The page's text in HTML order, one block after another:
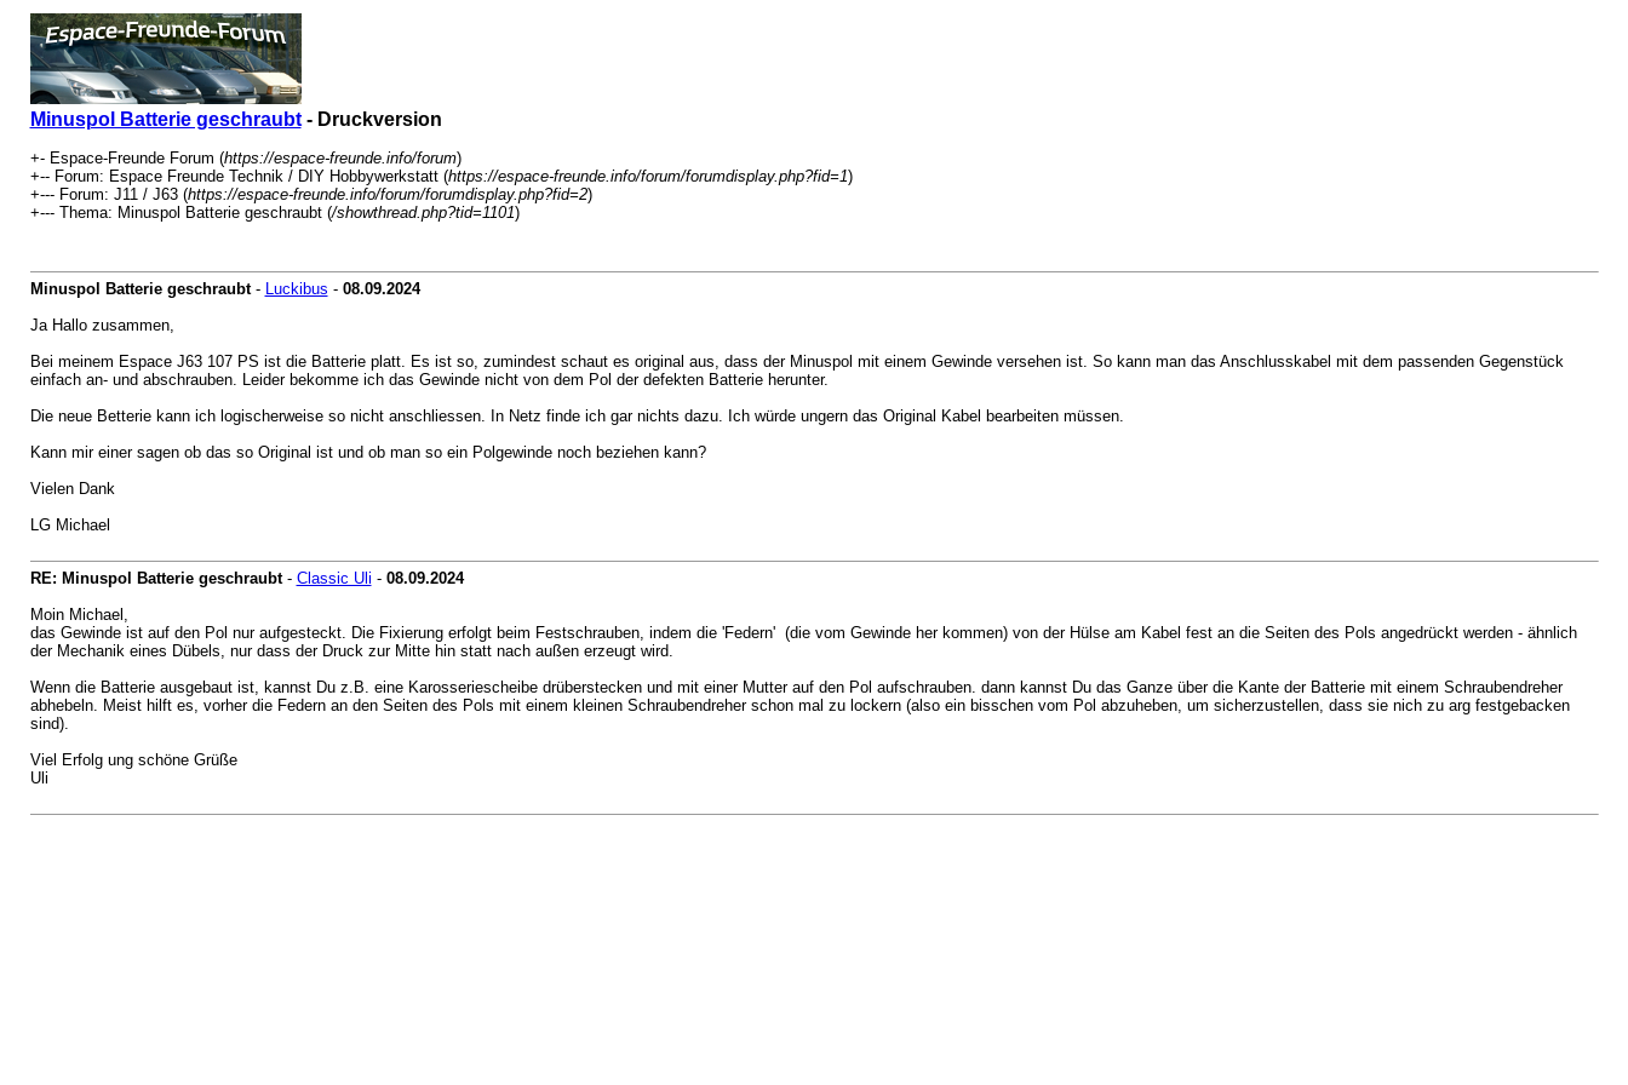
Minuspol Batterie geschraubt- Druckversion
+- Espace-Freunde Forum (https://espace-freunde.info/forum)
+-- Forum: Espace Freunde Technik / DIY Hobbywerkstatt (https://espace-freunde.info/forum/forumdisplay.php?fid=1)
+--- Forum: J11 / J63 (https://espace-freunde.info/forum/forumdisplay.php?fid=2)
+--- Thema: Minuspol Batterie geschraubt (/showthread.php?tid=1101)
Minuspol Batterie geschraubt- Luckibus - 08.09.2024
Ja Hallo zusammen,
Bei meinem Espace J63 107 PS ist die Batterie platt. Es ist so, zumindest schaut es original aus, dass der Minuspol mit einem Gewinde versehen ist. So kann man das Anschlusskabel mit dem passenden Gegenstück
einfach an- und abschrauben. Leider bekomme ich das Gewinde nicht von dem Pol der defekten Batterie herunter.
Die neue Betterie kann ich logischerweise so nicht anschliessen. In Netz finde ich gar nichts dazu. Ich würde ungern das Original Kabel bearbeiten müssen.
Kann mir einer sagen ob das so Original ist und ob man so ein Polgewinde noch beziehen kann?
Vielen Dank
LG Michael
RE: Minuspol Batterie geschraubt- Classic Uli - 08.09.2024
Moin Michael,
das Gewinde ist auf den Pol nur aufgesteckt. Die Fixierung erfolgt beim Festschrauben, indem die 'Federn' (die vom Gewinde her kommen) von der Hülse am Kabel fest an die Seiten des Pols angedrückt werden - ähnlich
der Mechanik eines Dübels, nur dass der Druck zur Mitte hin statt nach außen erzeugt wird.
Wenn die Batterie ausgebaut ist, kannst Du z.B. eine Karosseriescheibe drüberstecken und mit einer Mutter auf den Pol aufschrauben. dann kannst Du das Ganze über die Kante der Batterie mit einem Schraubendreher
abhebeln. Meist hilft es, vorher die Federn an den Seiten des Pols mit einem kleinen Schraubendreher schon mal zu lockern (also ein bisschen vom Pol abzuheben, um sicherzustellen, dass sie nich zu arg festgebacken
sind).
Viel Erfolg ung schöne Grüße
Uli